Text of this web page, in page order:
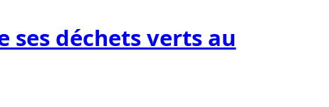
ses déchets verts au